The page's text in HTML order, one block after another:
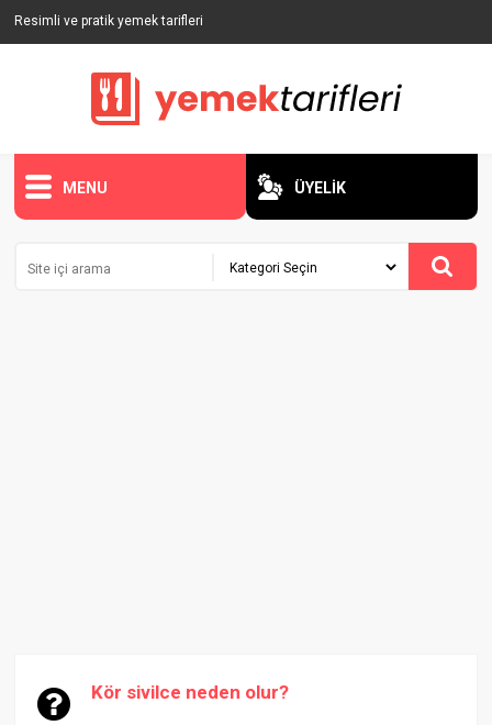
Resimli ve pratik yemek tarifleri
MENU ÜYELİK
Kör sivilce neden olur?